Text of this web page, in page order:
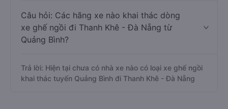
Câu hỏi: Các hãng xe nào khai thác dòng
xe ghế ngồi đi Thanh Khê - Đà Nẵng từ
Quảng Bình?
Trả lời: Hiện tại chưa có nhà xe nào có loại xe ghế ngồi
khai thác tuyến Quảng Bình đi Thanh Khê - Đà Nẵng